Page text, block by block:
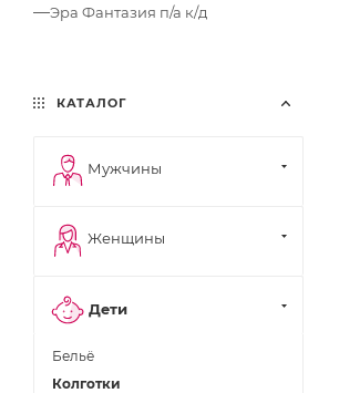
—Эра Фантазия п/а к/д
КАТАЛОГ
Мужчины
Женщины
Дети
Бельё
Колготки